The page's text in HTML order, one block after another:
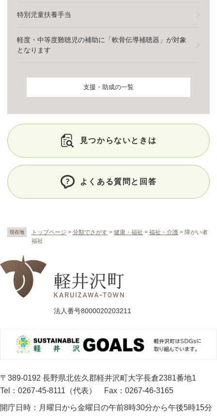
現在地 トップページ > 分類でさがす > 健康・福祉 > 福祉・介護 > 障がい者
福祉
特別児童扶養手当
軽度・中等度難聴児の補助に「軟骨伝導補聴器」が対象
となります
支援・助成の一覧
見つからないときは
よくある質問と回答
法人番号8000020203211
〒389-0192 長野県北佐久郡軽井沢町大字長倉2381番地1
Tel：0267-45-8111（代表）
Fax：0267-46-3165
開庁日時： 月曜日から金曜日の午前8時30分から午後5時15分